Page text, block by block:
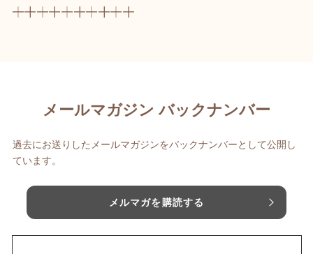
┿╋┿╋┿╋┿╋┿╋
メールマガジン バックナンバー
過去にお送りしたメールマガジンをバックナンバーとして公開し
ています。
メルマガを購読する